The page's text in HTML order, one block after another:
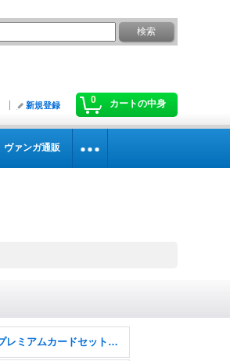
0 カートの中身
新規登録
ヴァンガ通販
プレミアムカードセット「プリンセスコネクト！Re:Dive」